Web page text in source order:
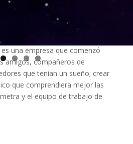
es una empresa que comenzó
amigos, compañeros de
que tenían un sueño; crear
que comprendiera mejor las
y el equipo de trabajo de